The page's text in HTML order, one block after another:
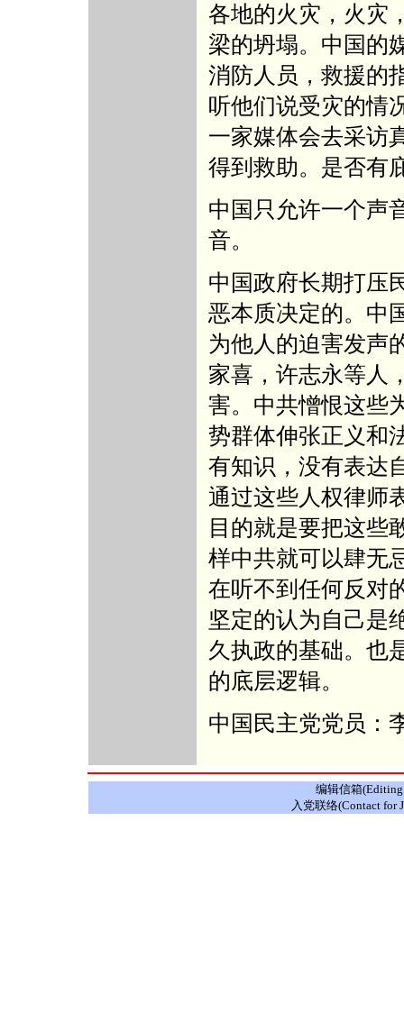
各地的火灾，火灾
梁的坍塌。中国的
消防人员，救援的
听他们说受灾的情
一家媒体会去采访
得到救助。是否有
中国只允许一个声
音。
中国政府长期打压
恶本质决定的。中
为他人的迫害发声
家喜，许志永等人
害。中共憎恨这些
势群体伸张正义和
有知识，没有表达
通过这些人权律师
目的就是要把这些
样中共就可以肆无
在听不到任何反对
坚定的认为自己是
久执政的基础。也
的底层逻辑。
中国民主党党员：
编辑信箱
入党联络(Contact for